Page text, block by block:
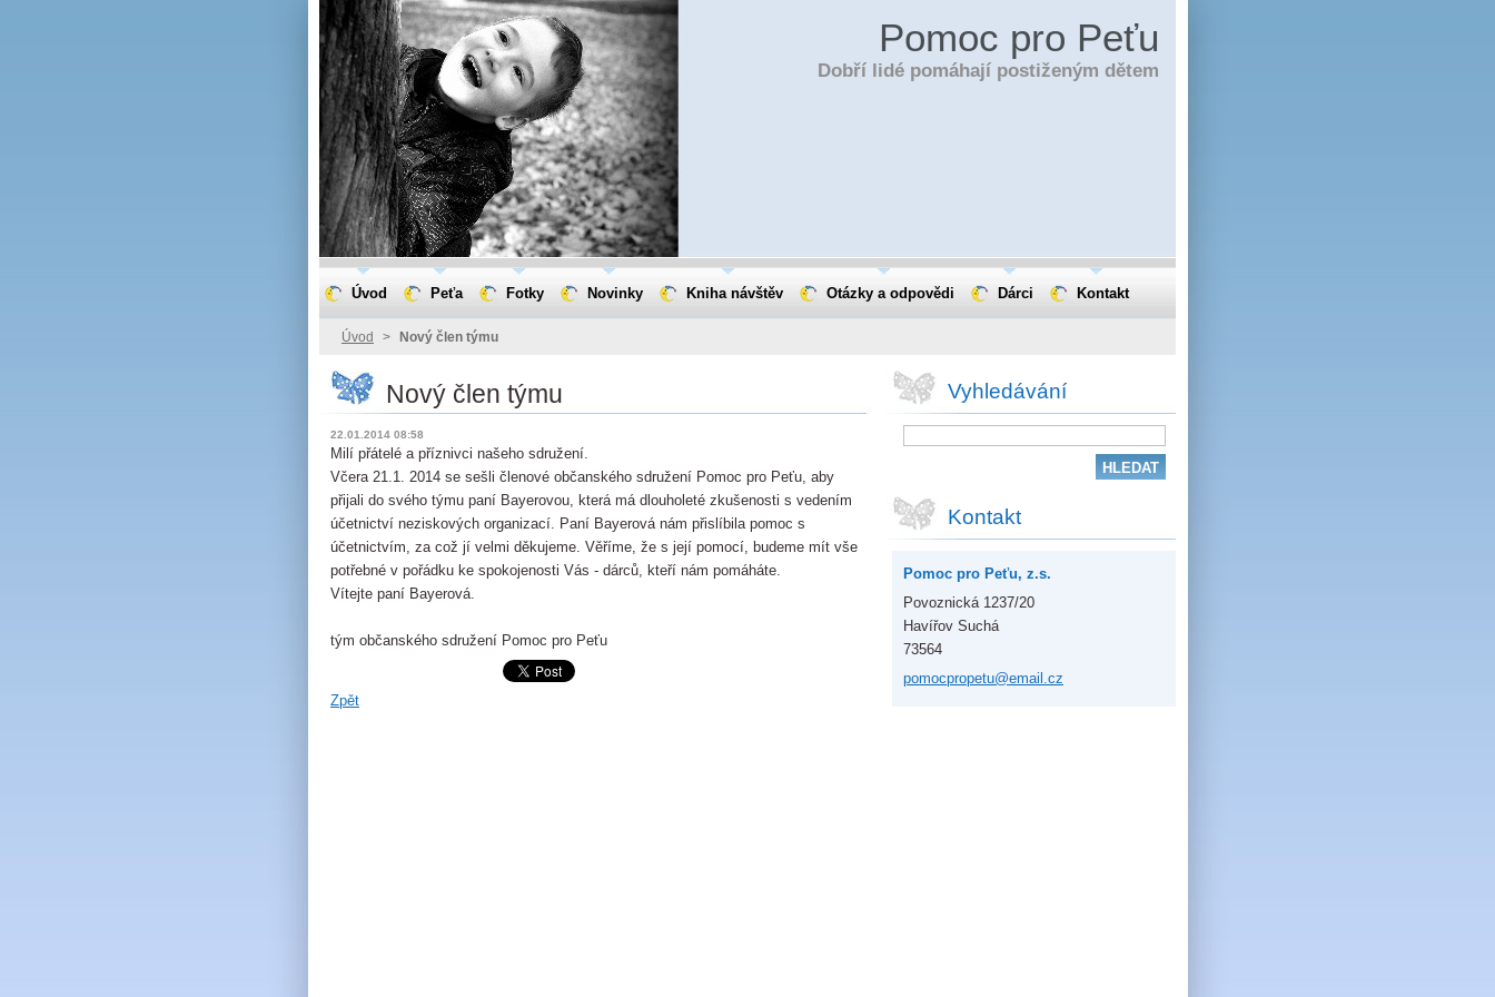
Pomoc pro Peťu
Dobří lidé pomáhají postiženým dětem
Úvod > Nový člen týmu
Nový člen týmu
22.01.2014 08:58
Milí přátelé a příznivci našeho sdružení.
Včera 21.1. 2014 se sešli členové občanského sdružení Pomoc pro Peťu, aby
přijali do svého týmu paní Bayerovou, která má dlouholeté zkušenosti s vedením
účetnictví neziskových organizací. Paní Bayerová nám přislíbila pomoc s
účetnictvím, za což jí velmi děkujeme. Věříme, že s její pomocí, budeme mít vše
potřebné v pořádku ke spokojenosti Vás - dárců, kteří nám pomáháte.
Vítejte paní Bayerová.
tým občanského sdružení Pomoc pro Peťu
Zpět
Vyhledávání
Kontakt
Pomoc pro Peťu, z.s.
Povoznická 1237/20
Havířov Suchá
73564
pomocpropetu@email.cz
Úvod Peťa Fotky Novinky Kniha návštěv Otázky a odpovědi Dárci Kontakt